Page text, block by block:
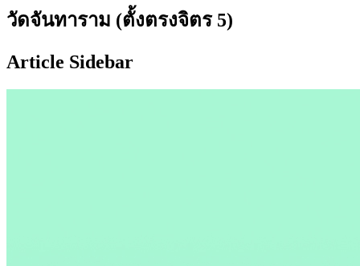
วัดจันทาราม (ตั้งตรงจิตร 5)
Article Sidebar